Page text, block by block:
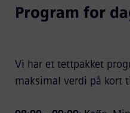
Program for
Vi har et tettpakket
maksimal verdi på kort